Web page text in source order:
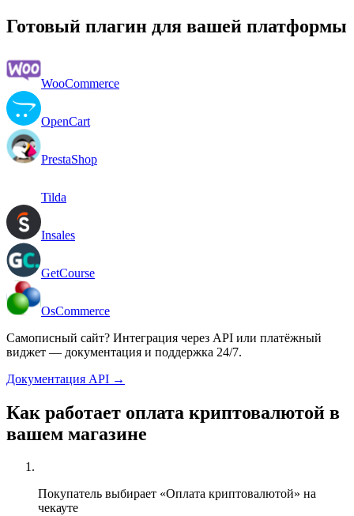
Готовый плагин для вашей платформы
WooCommerce
OpenCart
PrestaShop
Tilda
Insales
GetCourse
OsCommerce
Самописный сайт? Интеграция через API или платёжный
виджет — документация и поддержка 24/7.
Документация API →
Как работает оплата криптовалютой в
вашем магазине
Покупатель выбирает «Оплата криптовалютой» на
чекауте